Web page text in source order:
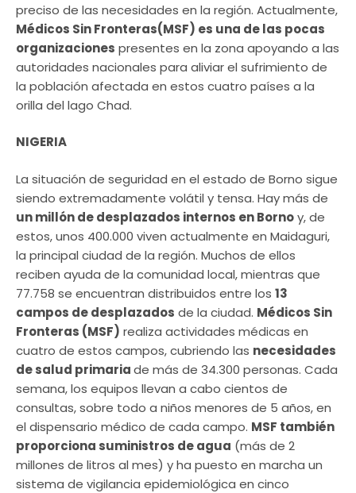
preciso de las necesidades en la región. Actualmente,
Médicos Sin Fronteras(MSF) es una de las pocas
organizaciones presentes en la zona apoyando a las
autoridades nacionales para aliviar el sufrimiento de
la población afectada en estos cuatro países a la
orilla del lago Chad.
NIGERIA
La situación de seguridad en el estado de Borno sigue
siendo extremadamente volátil y tensa. Hay más de
un millón de desplazados internos en Bornoy, de
estos, unos 400.000 viven actualmente en Maidaguri,
la principal ciudad de la región. Muchos de ellos
reciben ayuda de la comunidad local, mientras que
77.758 se encuentran distribuidos entre los 13
campos de desplazados de la ciudad. Médicos Sin
Fronteras (MSF) realiza actividades médicas en
cuatro de estos campos, cubriendo las necesidades
de salud primariade más de 34.300 personas. Cada
semana, los equipos llevan a cabo cientos de
consultas, sobre todo a niños menores de 5 años, en
el dispensario médico de cada campo. MSF también
proporciona suministros de agua (más de 2
millones de litros al mes) y ha puesto en marcha un
sistema de vigilancia epidemiológica en cinco